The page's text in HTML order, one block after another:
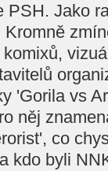
Jako
'Gorila vs
něj
co
kdo byli